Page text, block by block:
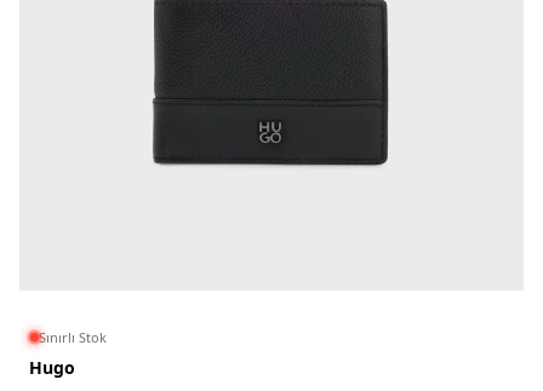
Sınırlı Stok
Hugo